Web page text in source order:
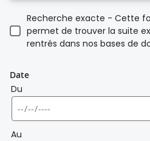
Recherche exacte - Cette
permet de trouver la suite
rentrés dans nos bases de
Date
Du
Au